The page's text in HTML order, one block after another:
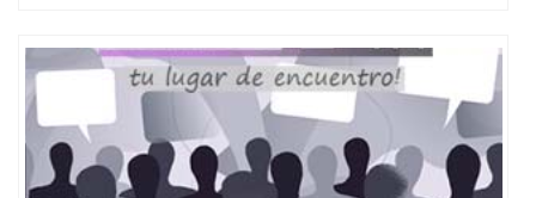
University）圣何塞州立大学（ San Jose State
University）圣何塞州立大学（San Jose State
University）圣何塞州立大学文凭（San Jose State
University）圣何塞州立大学文凭（San Jose State
University）文凭圣何塞州立大学文凭（San Jose
State University）圣何塞州立大学学历（ San Jose
State University）圣何塞州立大学学历（San Jose